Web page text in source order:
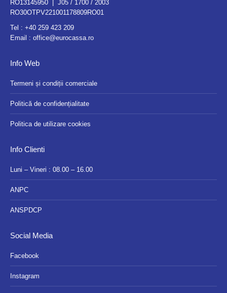
RO13145950 | J05 / 1700 / 2003
RO30OTPV221001178809RO01
Tel : +40 259 423 209
Email : office@eurocassa.ro
Info Web
Termeni și condiții comerciale
Politică de confidențialitate
Politica de utilizare cookies
Info Clienti
Luni – Vineri : 08.00 – 16.00
ANPC
ANSPDCP
Social Media
Facebook
Instagram